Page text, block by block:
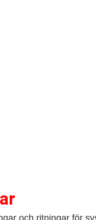
och ritningar för